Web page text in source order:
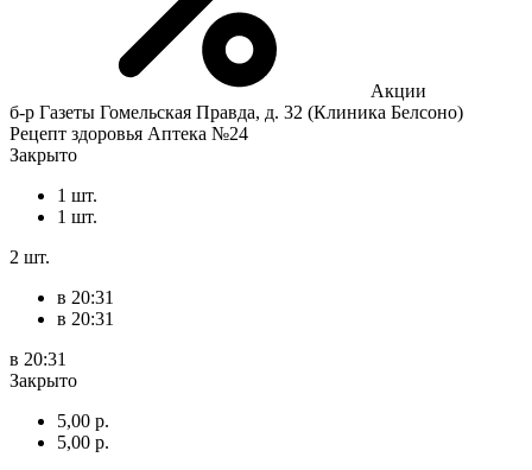
Акции
б-р Газеты Гомельская Правда, д. 32 (Клиника Белсоно)
Рецепт здоровья Аптека №24
Закрыто
1 шт.
1 шт.
2 шт.
в 20:31
в 20:31
в 20:31
Закрыто
5,00 р.
5,00 р.